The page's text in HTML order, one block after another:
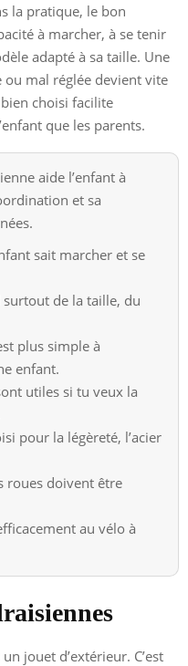
la pratique, le bon
à marcher, à se tenir
adapté à sa taille. Une
mal réglée devient vite
choisi facilite
que les parents.
aide l’enfant à
et sa
sait marcher et se
de la taille, du
plus simple à
enfant.
utiles si tu veux la
pour la légèreté, l’acier
roues doivent être
au vélo à
jouet d’extérieur. C’est